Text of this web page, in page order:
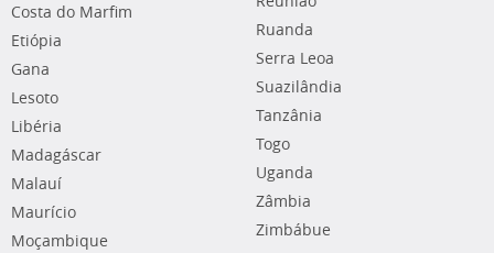
Costa do Marfim
Etiópia
Gana
Lesoto
Libéria
Madagáscar
Malauí
Maurício
Moçambique
Ruanda
Serra Leoa
Suazilândia
Tanzânia
Togo
Uganda
Zâmbia
Zimbábue